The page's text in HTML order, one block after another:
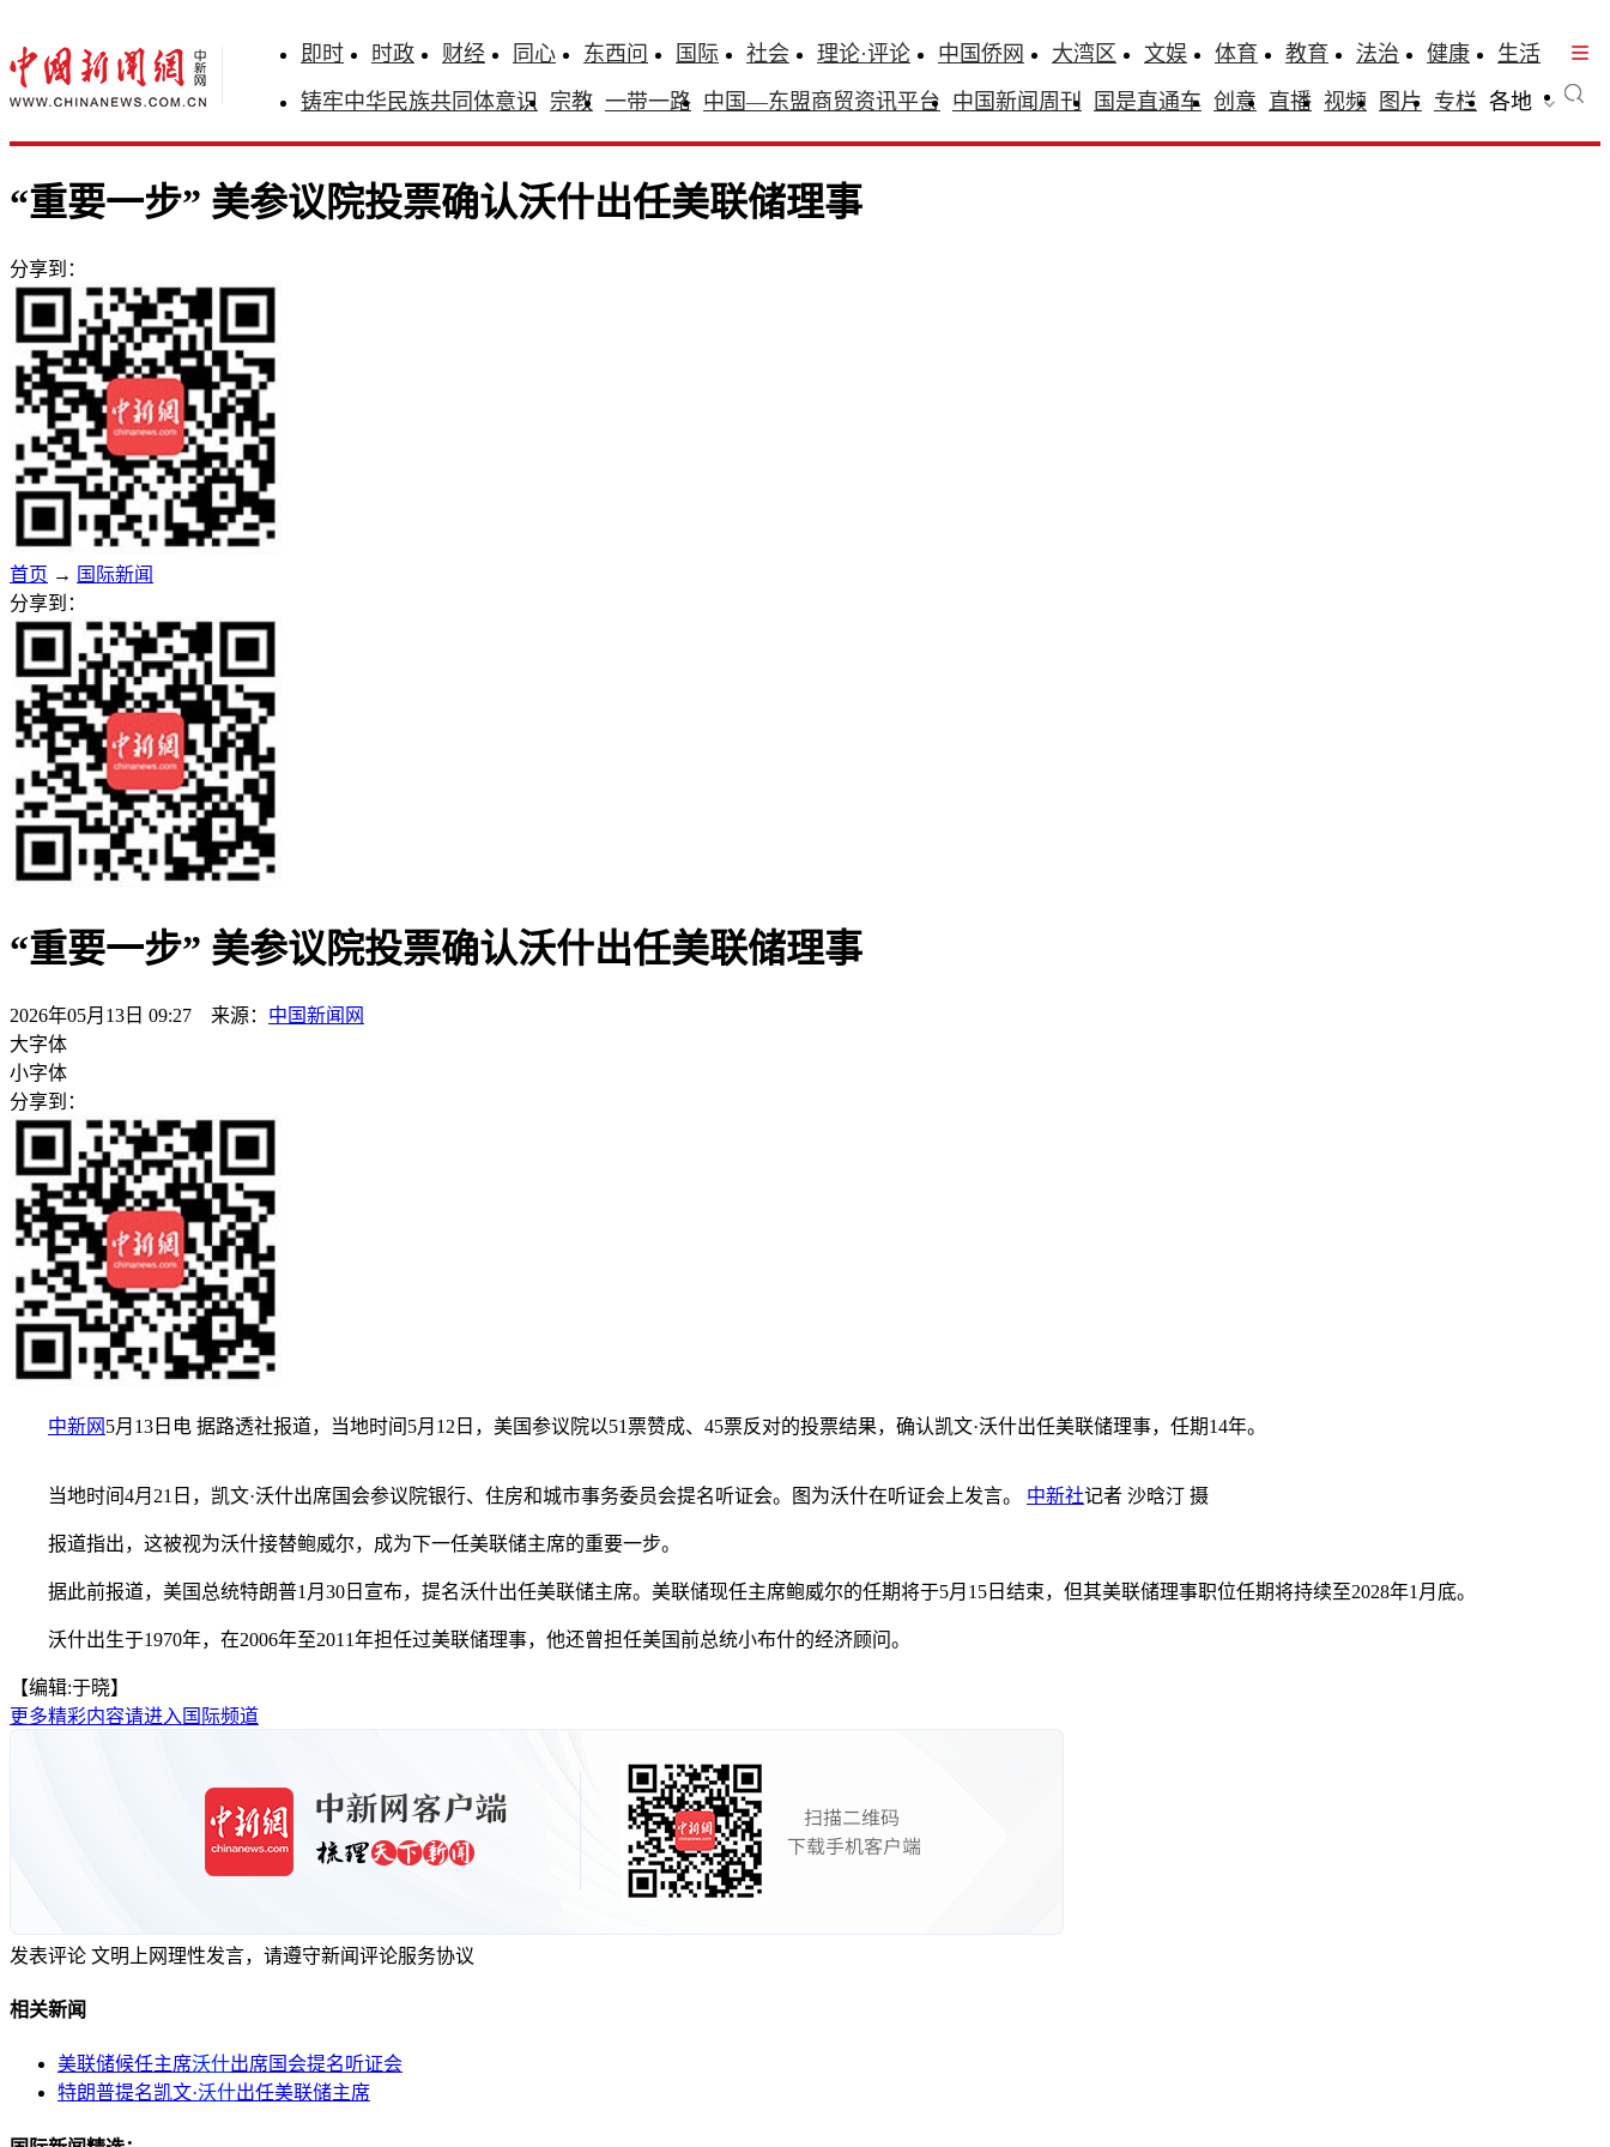
即时 时政 财经 同心 东西问 国际 社会 理论·评论 中国侨网 大湾区 文娱 体育 教育 法治 健康
生活
铸牢中华民族共同体意识 宗教 一带一路 中国—东盟商贸资讯平台 中国新闻周刊 国是直通车 创意 直播 视频 图片 专栏 各地
“重要一步” 美参议院投票确认沃什出任美联储理事
分享到：
首页 → 国际新闻
分享到：
“重要一步” 美参议院投票确认沃什出任美联储理事
2026年05月13日 09:27 来源： 中国新闻网
大字体
小字体
分享到：
中新网 5月13日电 据路透社报道，当地时间5月12日，美国参议院以51票赞成、45票反对的投票结果，确认凯文·沃什出任美联储理事，任期14年。
当地时间4月21日，凯文·沃什出席国会参议院银行、住房和城市事务委员会提名听证会。图为沃什在听证会上发言。 中新社记者 沙晗汀 摄
报道指出，这被视为沃什接替鲍威尔，成为下一任美联储主席的重要一步。
据此前报道，美国总统特朗普1月30日宣布，提名沃什出任美联储主席。美联储现任主席鲍威尔的任期将于5月15日结束，但其美联储理事职位任期将持续至2028年1月底。
沃什出生于1970年，在2006年至2011年担任过美联储理事，他还曾担任美国前总统小布什的经济顾问。
【编辑:于晓】
更多精彩内容请进入国际频道
发表评论 文明上网理性发言，请遵守新闻评论服务协议
相关新闻
美联储候任主席沃什出席国会提名听证会
特朗普提名凯文·沃什出任美联储主席